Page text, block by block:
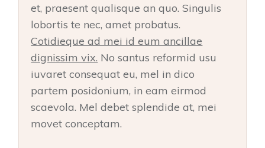
et, praesent qualisque an quo. Singulis
lobortis te nec, amet probatus.
Cotidieque ad mei id eum ancillae
dignissim vix. No santus reformid usu
iuvaret consequat eu, mel in dico
partem posidonium, in eam eirmod
scaevola. Mel debet splendide at, mei
movet conceptam.